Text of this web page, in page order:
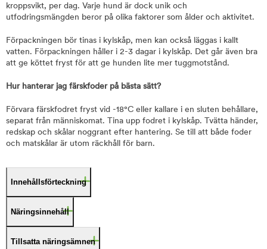
kroppsvikt, per dag. Varje hund är dock unik och
utfodringsmängden beror på olika faktorer som ålder och aktivitet.
Förpackningen bör tinas i kylskåp, men kan också läggas i kallt
vatten. Förpackningen håller i 2-3 dagar i kylskåp. Det går även bra
att ge köttet fryst för att ge hunden lite mer tuggmotstånd.
Hur hanterar jag färskfoder på bästa sätt?
Förvara färskfodret fryst vid -18°C eller kallare i en sluten behållare,
separat från människomat. Tina upp fodret i kylskåp. Tvätta händer,
redskap och skålar noggrant efter hantering. Se till att både foder
och matskålar är utom räckhåll för barn.
Innehållsförteckning
Näringsinnehåll
Tillsatta näringsämnen